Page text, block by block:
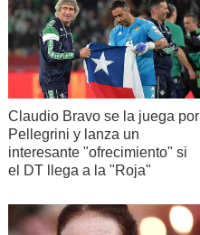
Claudio Bravo se la juega por
Pellegrini y lanza un
interesante "ofrecimiento" si
el DT llega a la "Roja"